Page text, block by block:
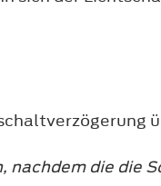
die die